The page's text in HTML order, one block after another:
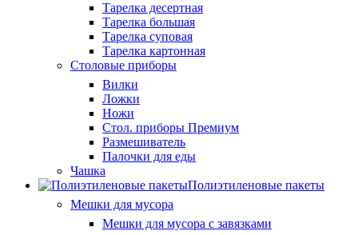
Тарелка десертная
Тарелка большая
Тарелка суповая
Тарелка картонная
Столовые приборы
Вилки
Ложки
Ножи
Стол. приборы Премиум
Размешиватель
Палочки для еды
Чашка
Полиэтиленовые пакеты
Мешки для мусора
Мешки для мусора с завязками